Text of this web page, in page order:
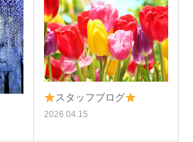
スタッフブログ
2026.04.15